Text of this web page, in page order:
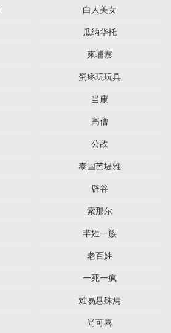
白人美女
瓜纳华托
柬埔寨
蛋疼玩玩具
当康
高僧
公敌
泰国芭堤雅
辟谷
索那尔
羋姓一族
老百姓
一死一疯
难易悬殊焉
尚可喜